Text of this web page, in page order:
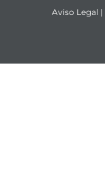
Aviso Legal |